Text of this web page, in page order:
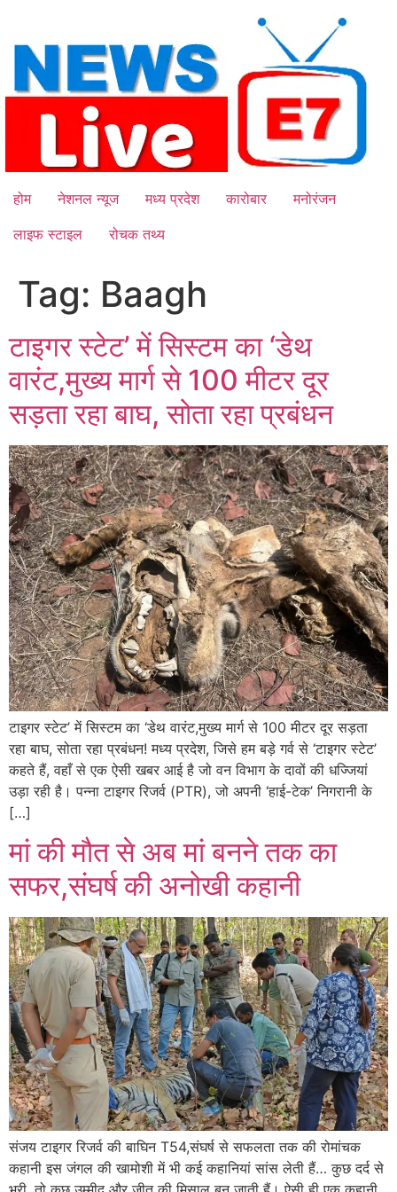
content
होम नेशनल न्यूज मध्य प्रदेश कारोबार
मनोरंजन
लाइफ स्टाइल
रोचक तथ्य
Tag: Baagh
टाइगर स्टेट’ में सिस्टम का ‘डेथ
वारंट,मुख्य मार्ग से 100 मीटर दूर
सड़ता रहा बाघ, सोता रहा प्रबंधन
टाइगर स्टेट’ में सिस्टम का ‘डेथ वारंट,मुख्य मार्ग से 100 मीटर दूर सड़ता
रहा बाघ, सोता रहा प्रबंधन! ​मध्य प्रदेश, जिसे हम बड़े गर्व से ‘टाइगर स्टेट’
कहते हैं, वहाँ से एक ऐसी खबर आई है जो वन विभाग के दावों की धज्जियां
उड़ा रही है। पन्ना टाइगर रिजर्व (PTR), जो अपनी ‘हाई-टेक’ निगरानी के
[…]
मां की मौत से अब मां बनने तक का
सफर,संघर्ष की अनोखी कहानी
संजय टाइगर रिजर्व की बाघिन T54,संघर्ष से सफलता तक की रोमांचक
कहानी इस जंगल की खामोशी में भी कई कहानियां सांस लेती हैं… कुछ दर्द से